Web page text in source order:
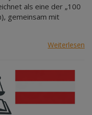
als eine der „100
gemeinsam mit
Weiterlesen